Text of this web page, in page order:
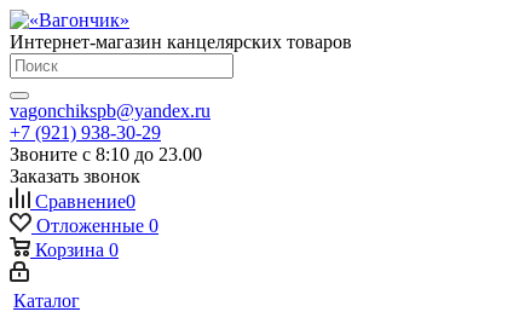
Интернет-магазин канцелярских товаров
vagonchikspb@yandex.ru
+7 (921) 938-30-29
Звоните с 8:10 до 23.00
Заказать звонок
Сравнение0
Отложенные 0
Корзина 0
Каталог